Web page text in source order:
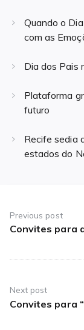
Quando o
com as
Dia dos Pais
Plataforma
futuro
Recife sedia
estados do
de
Post
Previous post
Previous
Convites para
Next post
Next
Convites para